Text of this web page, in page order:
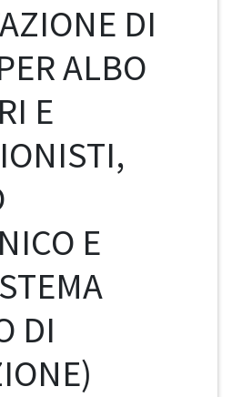
DI
ALBO
E
E
DI